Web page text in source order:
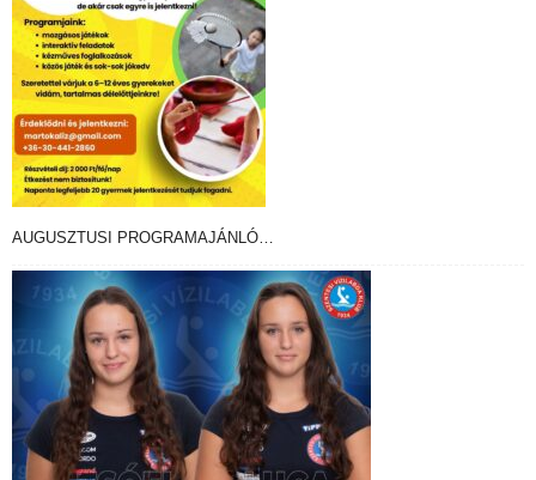
AUGUSZTUSI PROGRAMAJÁNLÓ…